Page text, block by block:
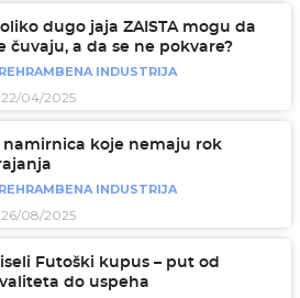
dugo jaja ZAISTA mogu da
čuvaju, a da se ne pokvare?
INDUSTRIJA
22/04/2025
namirnica koje nemaju rok
INDUSTRIJA
26/08/2025
Futoški kupus – put od
do uspeha